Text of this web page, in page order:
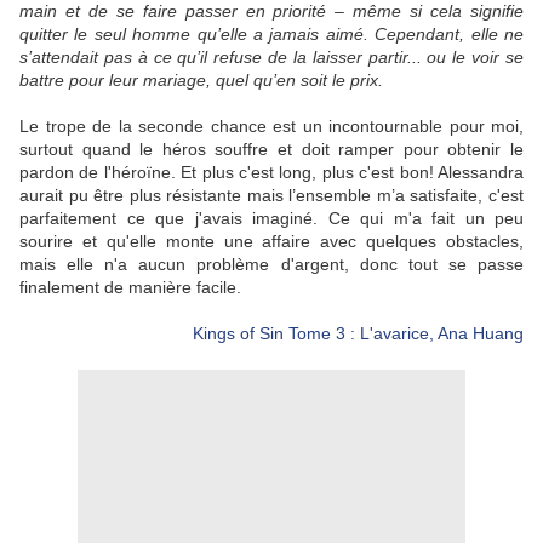
main et de se faire passer en priorité – même si cela signifie
quitter le seul homme qu’elle a jamais aimé. Cependant, elle ne
s’attendait pas à ce qu’il refuse de la laisser partir... ou le voir se
battre pour leur mariage, quel qu’en soit le prix.
Le trope de la seconde chance est un incontournable pour moi,
surtout quand le héros souffre et doit ramper pour obtenir le
pardon de l'héroïne. Et plus c'est long, plus c'est bon! Alessandra
aurait pu être plus résistante mais l’ensemble m’a satisfaite, c'est
parfaitement ce que j'avais imaginé. Ce qui m'a fait un peu
sourire et qu'elle monte une affaire avec quelques obstacles,
mais elle n'a aucun problème d'argent, donc tout se passe
finalement de manière facile.
Kings of Sin Tome 3 : L'avarice, Ana Huang